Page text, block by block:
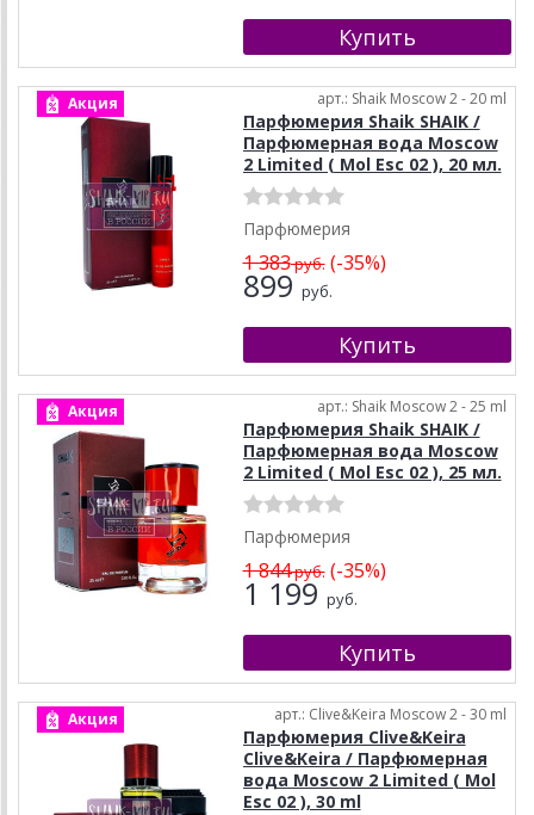
Акция арт.: Shaik Moscow 2 - 20 ml
Парфюмерия Shaik SHAIK /
Парфюмерная вода Moscow
2 Limited ( Mol Esc 02 ), 20 мл.
Парфюмерия
1 383руб.(-35%)
899 руб.
Акция арт.: Shaik Moscow 2 - 25 ml
Парфюмерия Shaik SHAIK /
Парфюмерная вода Moscow
2 Limited ( Mol Esc 02 ), 25 мл.
Парфюмерия
1 844руб.(-35%)
1 199 руб.
Акция арт.: Clive&Keira Moscow 2 - 30 ml
Парфюмерия Clive&Keira
Clive&Keira / Парфюмерная
вода Moscow 2 Limited ( Mol
Esc 02 ), 30 ml